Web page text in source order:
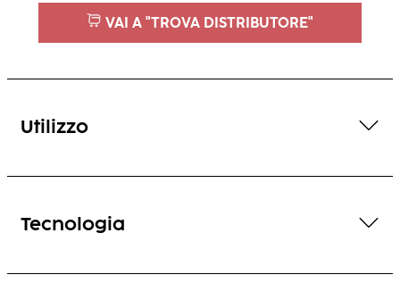
VAI A "TROVA DISTRIBUTORE"
Utilizzo
Tecnologia